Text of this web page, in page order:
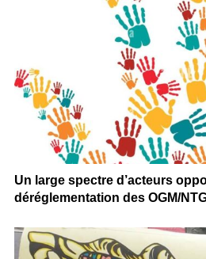
Un large spectre d’acteurs
déréglementation des OGM/